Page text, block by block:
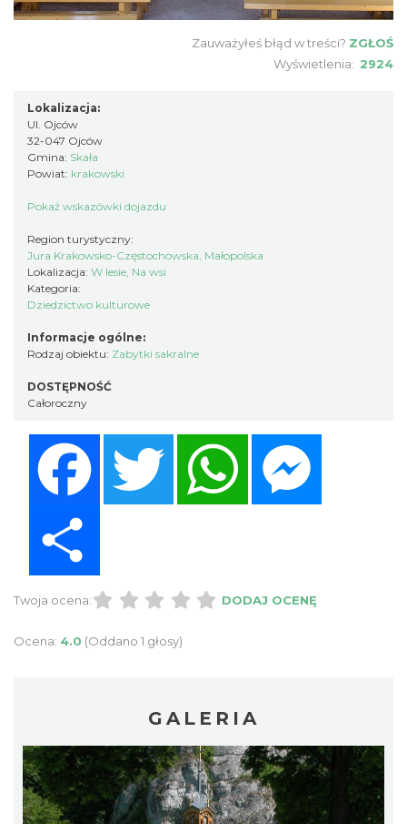
Zauważyłeś błąd w treści? ZGŁOŚ
Wyświetlenia: 2924
Lokalizacja:
Ul. Ojców
32-047 Ojców
Gmina: Skała
Powiat: krakowski
Pokaż wskazówki dojazdu
Region turystyczny:
Jura Krakowsko-Częstochowska, Małopolska
Lokalizacja: W lesie, Na wsi
Kategoria:
Dziedzictwo kulturowe
Informacje ogólne:
Rodzaj obiektu: Zabytki sakralne
DOSTĘPNOŚĆ
Całoroczny
Twitter WhatsApp
Twoja ocena: DODAJ OCENĘ
Ocena: 4.0 (Oddano 1 głosy)
GALERIA